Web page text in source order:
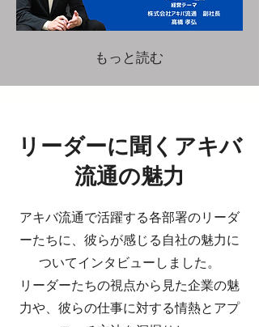
もっと読む
リーダーに聞くアキバ
流通の魅力
アキバ流通で活躍する各部署のリーダ
ーたちに、彼らが感じる自社の魅力に
ついてインタビューしました。
リーダーたちの視点から見た企業の魅
力や、彼らの仕事に対する情熱とアプ